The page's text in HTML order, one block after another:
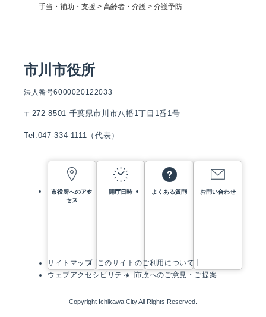
手当・補助・支援 > 高齢者・介護 > 介護予防
市川市役所
法人番号6000020122033
〒272-8501 千葉県市川市八幡1丁目1番1号
Tel:047-334-1111（代表）
市役所へのアク
セス
開庁日時 よくある質問 お問い合わせ
サイトマップ
このサイトのご利用について
ウェブアクセシビリティ
市政へのご意見・ご提案
Copyright Ichikawa City All Rights Reserved.